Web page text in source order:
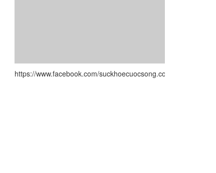
https://www.facebook.com/suckhoecuocsong.com.vn/